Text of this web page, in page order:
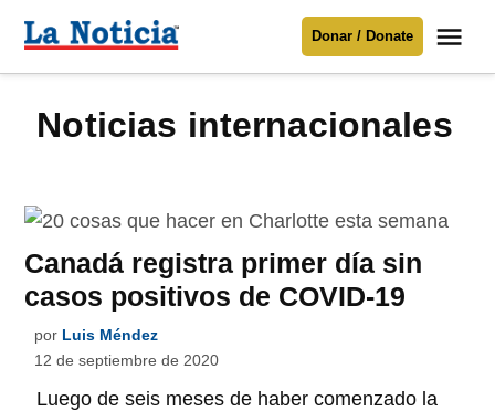
Para mantenerte informado necesitamostu apoyo
contenido
Noticia
Donar / Donate
noticias internacionales
Canadá registra primer día sin
casos positivos de COVID-19
por Luis Méndez
12 de septiembre de 2020
Luego de seis meses de haber comenzado la